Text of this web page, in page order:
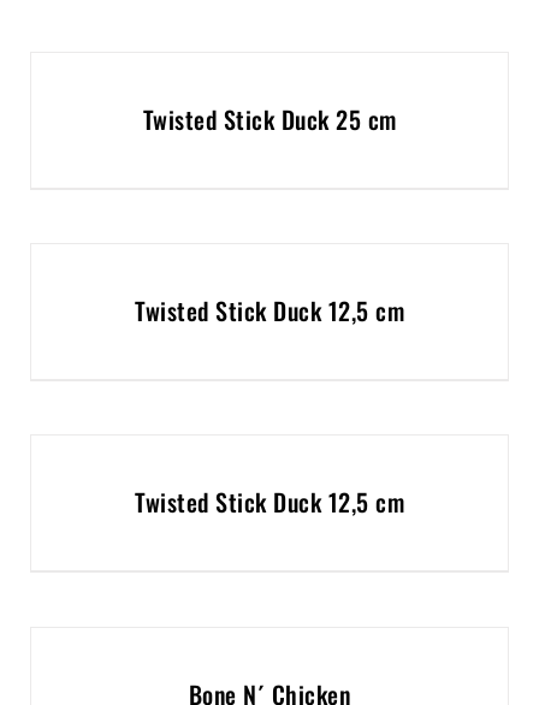
Twisted Stick Duck 25 cm
Twisted Stick Duck 12,5 cm
Twisted Stick Duck 12,5 cm
Bone N´ Chicken